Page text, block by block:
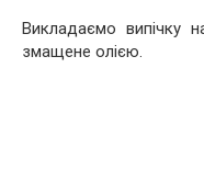
Викладаємо випічку
змащене олією.